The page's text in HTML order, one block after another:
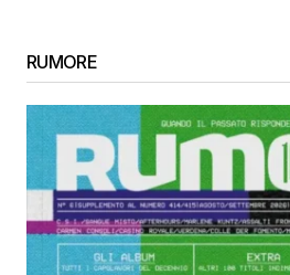
RUMORE